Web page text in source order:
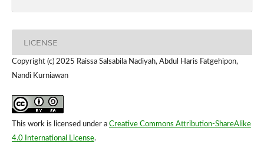
LICENSE
Copyright (c) 2025 Raissa Salsabila Nadiyah, Abdul Haris Fatgehipon,
Nandi Kurniawan
This work is licensed under a Creative Commons Attribution-ShareAlike
4.0 International License.